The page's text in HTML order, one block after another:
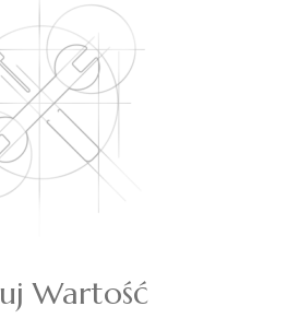
Wartość